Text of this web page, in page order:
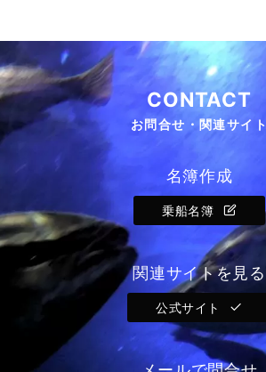
CONTACT
お問合せ・関連サイト
名簿作成
乗船名簿
関連サイトを見る
公式サイト